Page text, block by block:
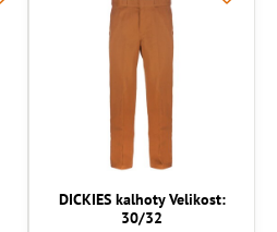
DICKIES kalhoty Velikost:
30/32